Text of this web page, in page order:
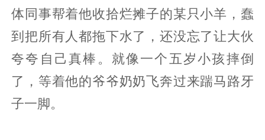
体同事帮着他收拾烂摊子的某只小羊，蠢
到把所有人都拖下水了，还没忘了让大伙
夸夸自己真棒。就像一个五岁小孩摔倒
了，等着他的爷爷奶奶飞奔过来踹马路牙
子一脚。